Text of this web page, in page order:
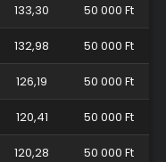
133,30 50 000 Ft
132,98 50 000 Ft
126,19 50 000 Ft
120,41 50 000 Ft
120,28 50 000 Ft